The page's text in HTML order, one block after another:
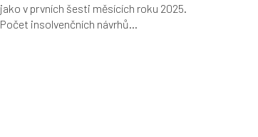
jako v prvních šesti měsících roku 2025.
Počet insolvenčních návrhů...